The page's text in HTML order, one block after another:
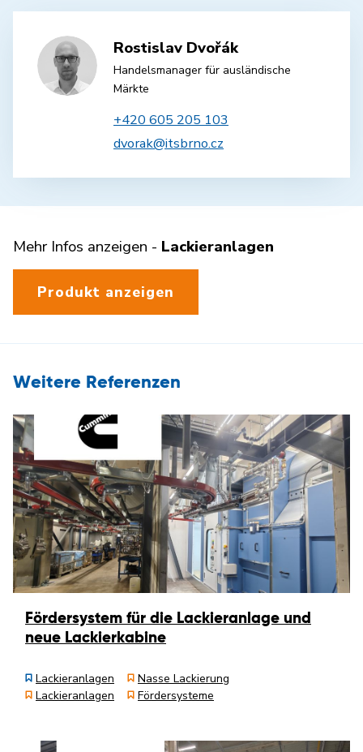
Rostislav Dvořák
Handelsmanager für ausländische
Märkte
+420 605 205 103
dvorak@itsbrno.cz
Mehr Infos anzeigen - Lackieranlagen
Produkt anzeigen
Weitere Referenzen
Fördersystem für die Lackieranlage und
neue Lackierkabine
Lackieranlagen
Nasse Lackierung
Lackieranlagen
Fördersysteme